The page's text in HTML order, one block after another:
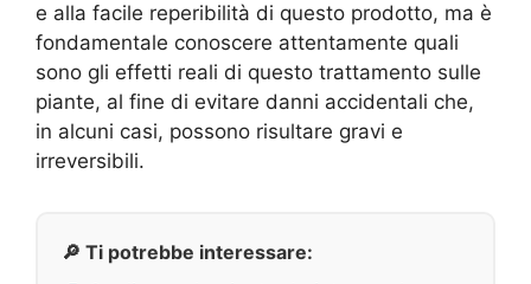
e alla facile reperibilità di questo prodotto, ma è
fondamentale conoscere attentamente quali
sono gli effetti reali di questo trattamento sulle
piante, al fine di evitare danni accidentali che,
in alcuni casi, possono risultare gravi e
irreversibili.
🔎 Ti potrebbe interessare: